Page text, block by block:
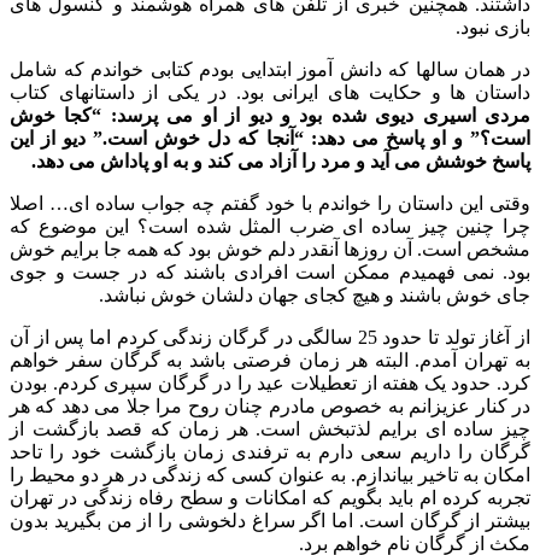
بازی نبود.
در همان سالها که دانش آموز ابتدایی بودم کتابی خواندم که شامل
داستان ها و حکایت های ایرانی بود. در یکی از داستانهای کتاب
مردی اسیری دیوی شده بود و دیو از او می پرسد: “کجا خوش
است؟” و او پاسخ می دهد: “آنجا که دل خوش است.” دیو از این
پاسخ خوشش می آید و مرد را آزاد می کند و به او پاداش می دهد.
وقتی این داستان را خواندم با خود گفتم چه جواب ساده ای… اصلا
چرا چنین چیز ساده ای ضرب المثل شده است؟ این موضوع که
مشخص است. آن روزها آنقدر دلم خوش بود که همه جا برایم خوش
بود. نمی فهمیدم ممکن است افرادی باشند که در جست و جوی
جای خوش باشند و هیچ کجای جهان دلشان خوش نباشد.
از آغاز تولد تا حدود 25 سالگی در گرگان زندگی کردم اما پس از آن
به تهران آمدم. البته هر زمان فرصتی باشد به گرگان سفر خواهم
کرد. حدود یک هفته از تعطیلات عید را در گرگان سپری کردم. بودن
در کنار عزیزانم به خصوص مادرم چنان روح مرا جلا می دهد که هر
چیز ساده ای برایم لذتبخش است. هر زمان که قصد بازگشت از
گرگان را داریم سعی دارم به ترفندی زمان بازگشت خود را تاحد
امکان به تاخیر بیاندازم. به عنوان کسی که زندگی در هر دو محیط را
تجربه کرده ام باید بگویم که امکانات و سطح رفاه زندگی در تهران
بیشتر از گرگان است. اما اگر سراغ دلخوشی را از من بگیرید بدون
مکث از گرگان نام خواهم برد.